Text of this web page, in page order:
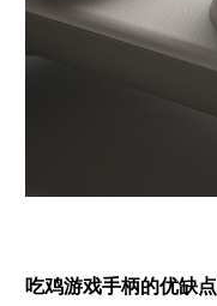
吃鸡游戏手柄的优缺点